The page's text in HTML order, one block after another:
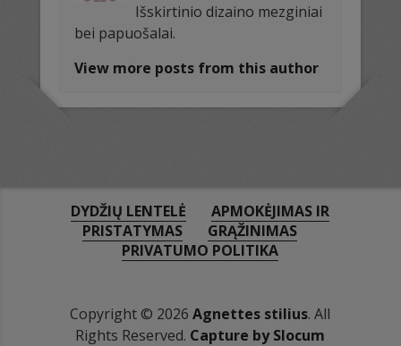
Išskirtinio dizaino mezginiai
bei papuošalai.
View more posts from this author
DYDŽIŲ LENTELĖ
APMOKĖJIMAS IR
PRISTATYMAS
GRĄŽINIMAS
PRIVATUMO POLITIKA
Copyright © 2026Agnettes stilius. All
Rights Reserved. Capture by Slocum